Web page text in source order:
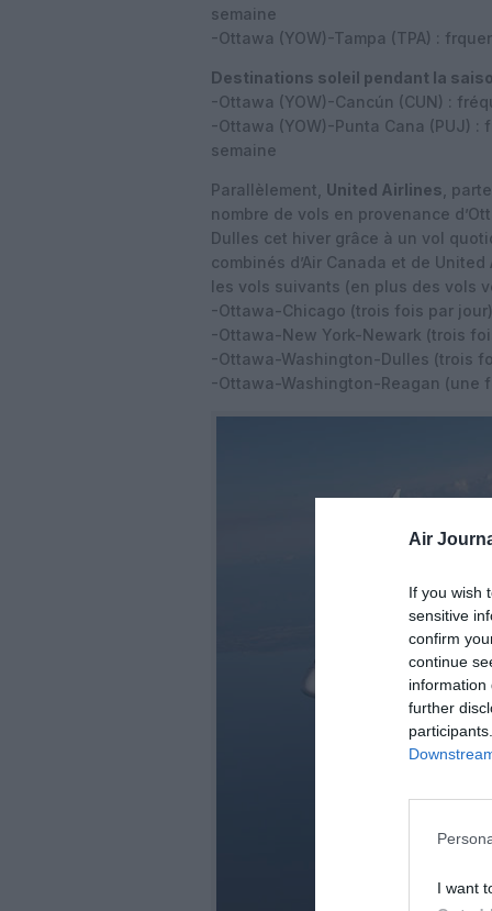
Air
If you wish
sensitive
confirm
continue
information
further
I want
semaine
-Ottawa (YOW)-Tampa (TPA) :
Destinations soleil pendant la
-Ottawa (YOW)-Cancún (CUN) :
-Ottawa (YOW)-Punta Cana (PUJ)
semaine
Parallèlement, United Airlines ,
nombre de vols en provenance
Dulles cet hiver grâce à un vol
combinés d’Air Canada et de
les vols suivants (en plus des vols
-Ottawa-Chicago (trois fois par jour)
-Ottawa-New York-Newark (trois
-Ottawa-Washington-Dulles (trois
-Ottawa-Washington-Reagan (une